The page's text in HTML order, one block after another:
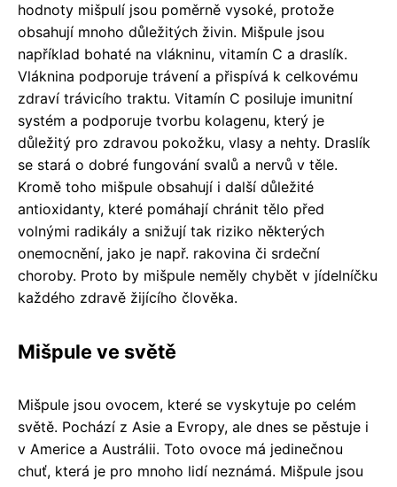
hodnoty mišpulí jsou poměrně vysoké, protože
obsahují mnoho důležitých živin. Mišpule jsou
například bohaté na vlákninu, vitamín C a draslík.
Vláknina podporuje trávení a přispívá k celkovému
zdraví trávicího traktu. Vitamín C posiluje imunitní
systém a podporuje tvorbu kolagenu, který je
důležitý pro zdravou pokožku, vlasy a nehty. Draslík
se stará o dobré fungování svalů a nervů v těle.
Kromě toho mišpule obsahují i další důležité
antioxidanty, které pomáhají chránit tělo před
volnými radikály a snižují tak riziko některých
onemocnění, jako je např. rakovina či srdeční
choroby. Proto by mišpule neměly chybět v jídelníčku
každého zdravě žijícího člověka.
Mišpule ve světě
Mišpule jsou ovocem, které se vyskytuje po celém
světě. Pochází z Asie a Evropy, ale dnes se pěstuje i
v Americe a Austrálii. Toto ovoce má jedinečnou
chuť, která je pro mnoho lidí neznámá. Mišpule jsou